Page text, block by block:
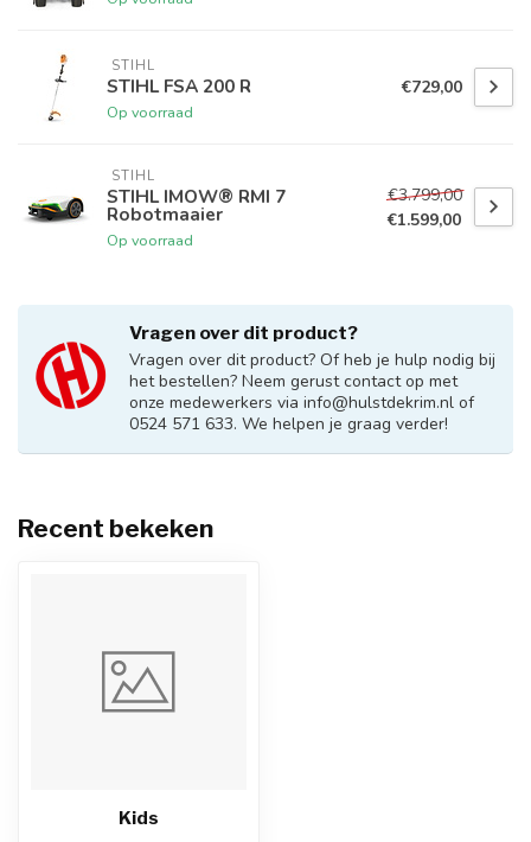
STIHL
STIHL FSA 200 R
Op voorraad
€729,00
STIHL
STIHL IMOW® RMI 7
Robotmaaier
Op voorraad
€3.799,00
€1.599,00
Vragen over dit product?
Vragen over dit product? Of heb je hulp nodig bij
het bestellen? Neem gerust contact op met
onze medewerkers via info@hulstdekrim.nl of
0524 571 633. We helpen je graag verder!
Recent bekeken
Kids